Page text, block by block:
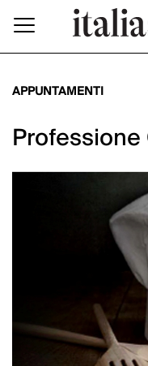
APPUNTAMENTI